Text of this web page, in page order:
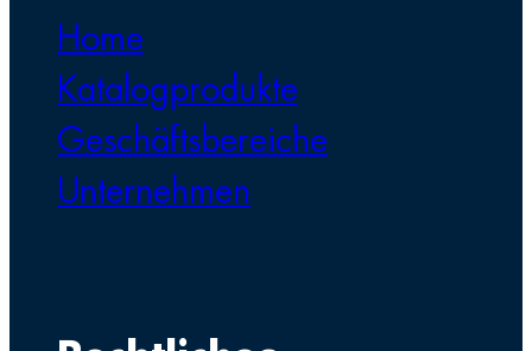
Home
Katalogprodukte
Geschäftsbereiche
Unternehmen